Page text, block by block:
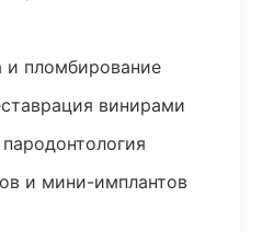
и пломбирование
винирами
и мини-имплантов